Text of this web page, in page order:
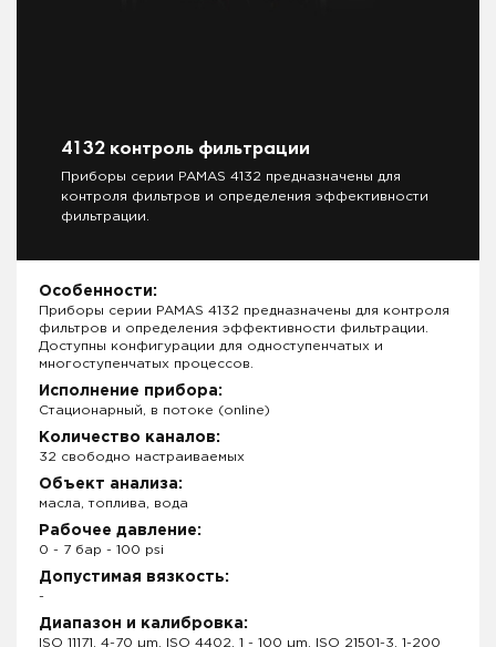
4132 контроль фильтрации
Приборы серии PAMAS 4132 предназначены для
контроля фильтров и определения эффективности
фильтрации.
Особенности:
Приборы серии PAMAS 4132 предназначены для контроля
фильтров и определения эффективности фильтрации.
Доступны конфигурации для одноступенчатых и
многоступенчатых процессов.
Исполнение прибора:
Стационарный, в потоке (online)
Количество каналов:
32 свободно настраиваемых
Объект анализа:
масла, топлива, вода
Рабочее давление:
0 - 7 бар - 100 psi
Допустимая вязкость:
-
Диапазон и калибровка:
ISO 11171, 4-70 µm, ISO 4402, 1 - 100 µm, ISO 21501-3, 1-200